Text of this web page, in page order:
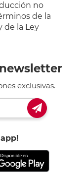
no
de la
de la Ley
exclusivas.